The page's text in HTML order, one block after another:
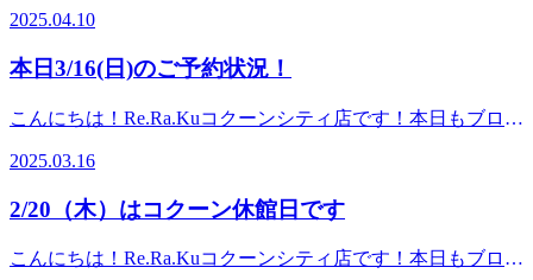
機会にご利用くださいませスタッフ一同、皆さまのご来店を
△△△△△△△△△△△△△△△△△△△△△#さいたま新
都心＿コクーンシティ＿大宮＿北浦和＿マッサージ#さいた
ま新都心＿コクーンシティ＿大宮＿北浦和＿肩こり#さいた
ま新都心＿コクーンシティ＿大宮＿北浦和＿腰痛
ィ コクーン2 3F【電話】: 048-788-1120【アクセス】JR各線
ート横に当店がございます（さいたま新都心駅近くの2Ｆの
△△△△△△△△△△△△△△△△△△△△△#さいたま新
ま新都心＿コクーンシティ＿大宮＿北浦和＿肩こり#さいた
ま新都心＿コクーンシティ＿大宮＿北浦和＿腰痛
分や脂質の摂取が多く、そしてカルシウムや野菜、果物の摂
ても大事ですが、運動も大事とは言いますよね。とは言え、
分かっていてもなかなかできない方が多いと思います。もし
くは逆に、運動をたくさんして疲れてしまっている方もいる
い！ お身体をほぐされると、凝り固まった筋肉が刺激され
のと近い状態になりますので、運動する方にとってもしない
す！ お疲れが溜まった際は、ぜひ溜め込みすぎずに、リラ
い笑顔で営業中です♪－－－－桜も散り始め、新しい月日が
訪れる頃に嬉しいお知らせです♪4月18日（金）より、コクー
ンカード10％OFFが始まります！コクーンカードをお持ちの
落とし時に１０％OFFされます。 さらに、当店で販売して
いる健康ギフトパックも超お得！！例） 10回パック：
格でしたがさらに10％OFF！！→￥28,350(税込)！？(元値よ
り11,250円お得！！)是非ご購入くださいませ☆ギフトパッ
クの有効期限は購入日ではなく使用日からスタートですの
2025.04.10
本日3/16(日)のご予約状況！
こんにちは！Re.Ra.Kuコクーンシティ店です！本日もブログ
う半分過ぎましたね。3月からは雪が降ったり気温差が激し
かったり、本当に参ってしまいますよね…年度末ですし、い
ろいろやるべきことに追われたり、4月から新生活が始まっ
は花粉症にまさに悩まされている最中で、余分に疲れが溜ま
2025.03.16
2/20（木）はコクーン休館日です
こんにちは！Re.Ra.Kuコクーンシティ店です！本日もブログ